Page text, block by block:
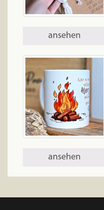
ansehen
ansehen